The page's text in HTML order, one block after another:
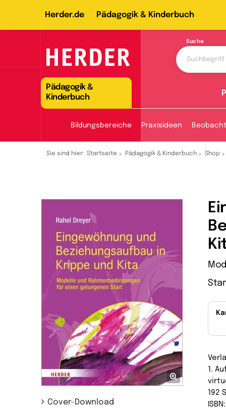
Herder.de Pädagogik & Kinderbuch
Suche
Pädagogik &
Kinderbuch
Bildungsbereiche Praxisideen
Sie sind hier: Startseite Pädagogik & Kinderbuch Shop
Cover-Download
1.
192